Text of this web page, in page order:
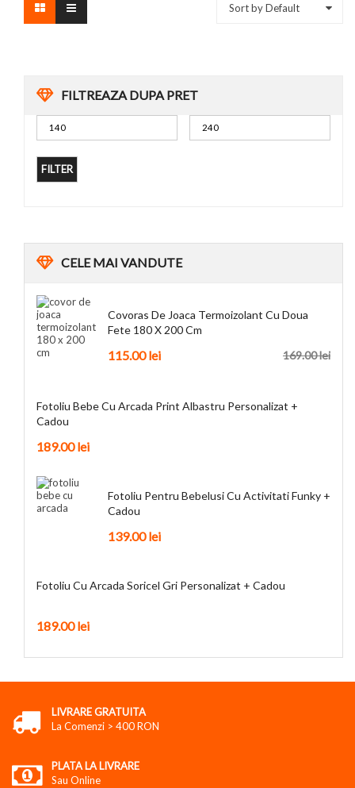
FILTREAZA DUPA PRET
FILTER
CELEMAI VANDUTE
Covoras De Joaca Termoizolant Cu Doua
Fete 180 X 200 Cm
169.00lei
115.00lei
Fotoliu Bebe Cu Arcada Print Albastru Personalizat +
Cadou
189.00lei
Fotoliu Pentru Bebelusi Cu Activitati Funky +
Cadou
139.00lei
Fotoliu Cu Arcada Soricel Gri Personalizat + Cadou
189.00lei
Sort by Default
LIVRARE GRATUITA
La Comenzi > 400 RON
PLATA LA LIVRARE
Sau Online